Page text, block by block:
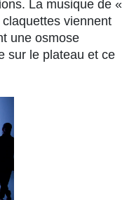
La musique de «
viennent
une osmose
sur le plateau et ce